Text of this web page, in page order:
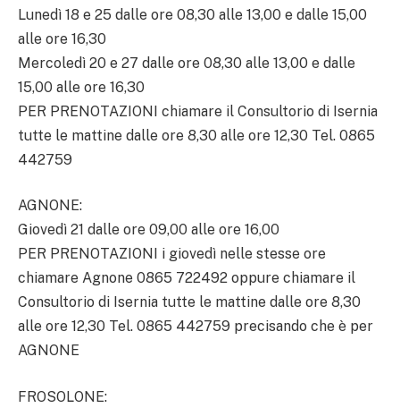
Lunedì 18 e 25 dalle ore 08,30 alle 13,00 e dalle 15,00
alle ore 16,30
Mercoledì 20 e 27 dalle ore 08,30 alle 13,00 e dalle
15,00 alle ore 16,30
PER PRENOTAZIONI chiamare il Consultorio di Isernia
tutte le mattine dalle ore 8,30 alle ore 12,30 Tel. 0865
442759
AGNONE:
Giovedì 21 dalle ore 09,00 alle ore 16,00
PER PRENOTAZIONI i giovedì nelle stesse ore
chiamare Agnone 0865 722492 oppure chiamare il
Consultorio di Isernia tutte le mattine dalle ore 8,30
alle ore 12,30 Tel. 0865 442759 precisando che è per
AGNONE
FROSOLONE: